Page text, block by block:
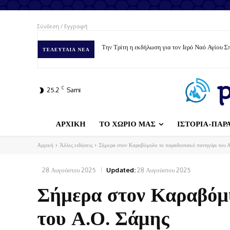
Σύνδεση / Εγγραφή
ΤΕΛΕΥΤΑΊΑ ΝΈΑ Την Τρίτη η εκδήλωση για τον Ιερό Ναό Αγίου
25.2 C Sami
ΑΡΧΙΚΗ ΤΟ ΧΩΡΙΟ ΜΑΣ ΙΣΤΟΡΙΑ-
Αρχική Άλλες ειδήσεις Σήμερα στον Καραβόμυλο το παραδοσιακό πανηγύρι του
28 Αυγούστου 2025 Updated:28 Αυγούστου 2025
Σήμερα στον
του Α.Ο. Σάμης